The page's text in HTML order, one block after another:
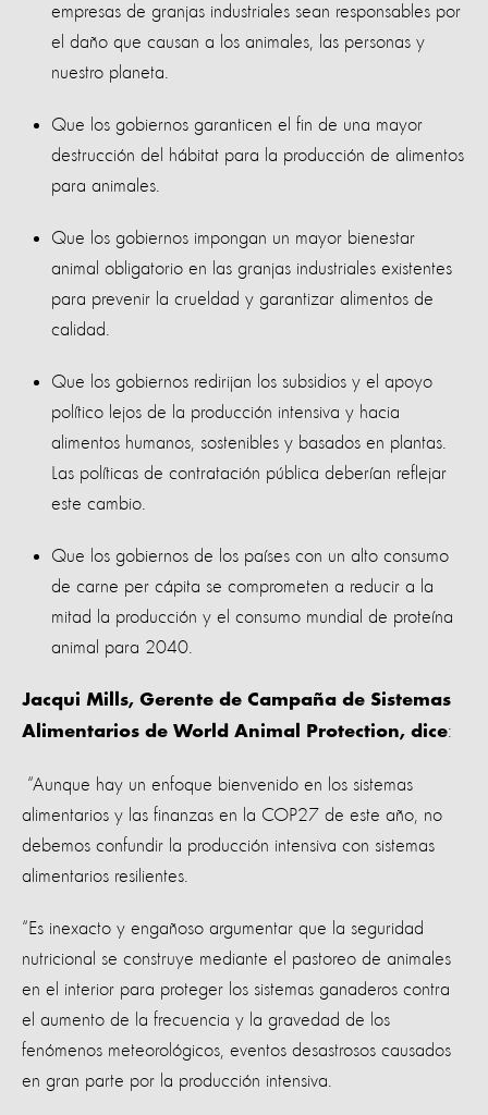
empresas de granjas industriales sean responsables por
el daño que causan a los animales, las personas y
nuestro planeta.
Que los gobiernos garanticen el fin de una mayor
destrucción del hábitat para la producción de alimentos
para animales.
Que los gobiernos impongan un mayor bienestar
animal obligatorio en las granjas industriales existentes
para prevenir la crueldad y garantizar alimentos de
calidad.
Que los gobiernos redirijan los subsidios y el apoyo
político lejos de la producción intensiva y hacia
alimentos humanos, sostenibles y basados ​​en plantas.
Las políticas de contratación pública deberían reflejar
este cambio.
Que los gobiernos de los países con un alto consumo
de carne per cápita se comprometen a reducir a la
mitad la producción y el consumo mundial de proteína
animal para 2040.
Jacqui Mills, Gerente de Campaña de Sistemas
Alimentarios de World Animal Protection, dice:
“Aunque hay un enfoque bienvenido en los sistemas
alimentarios y las finanzas en la COP27 de este año, no
debemos confundir la producción intensiva con sistemas
alimentarios resilientes.
“Es inexacto y engañoso argumentar que la seguridad
nutricional se construye mediante el pastoreo de animales
en el interior para proteger los sistemas ganaderos contra
el aumento de la frecuencia y la gravedad de los
fenómenos meteorológicos, eventos desastrosos causados ​​
en gran parte por la producción intensiva.